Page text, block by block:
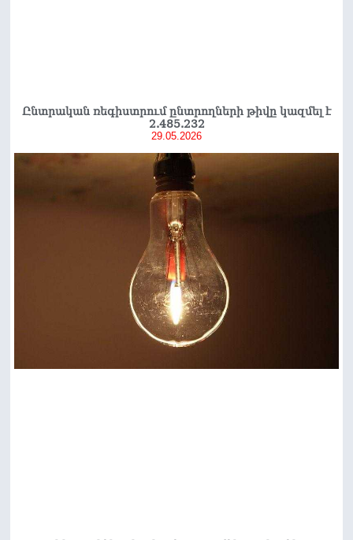
Ընտրական ռեգիստրում ընտրողների թիվը կազմել է
2.485.232
29.05.2026